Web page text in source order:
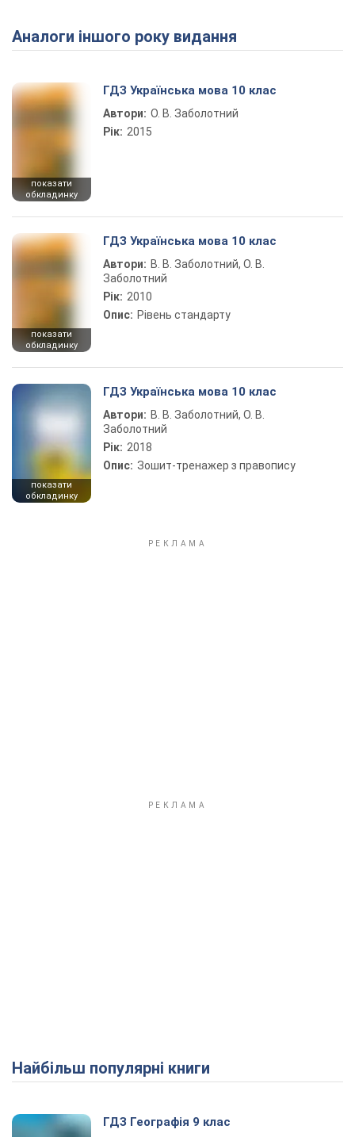
Play Video
Аналоги іншого року видання
показати
обкладинку
ГДЗ Українська мова 10 клас
Автори: О. В. Заболотний
Рік: 2015
показати
обкладинку
ГДЗ Українська мова 10 клас
Автори: В. В. Заболотний, О. В.
Заболотний
Рік: 2010
Опис: Рівень стандарту
показати
обкладинку
ГДЗ Українська мова 10 клас
Автори: В. В. Заболотний, О. В.
Заболотний
Рік: 2018
Опис: Зошит-тренажер з правопису
Найбільш популярні книги
ГДЗ Географія 9 клас